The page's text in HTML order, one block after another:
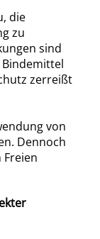
die
zu
sind
Bindemittel
zerreißt
von
Dennoch